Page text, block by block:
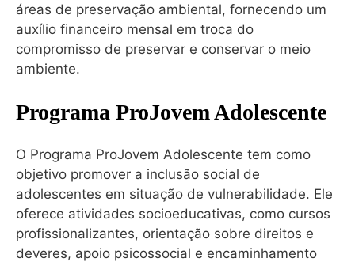
áreas de preservação ambiental, fornecendo um
auxílio financeiro mensal em troca do
compromisso de preservar e conservar o meio
ambiente.
Programa ProJovem Adolescente
O Programa ProJovem Adolescente tem como
objetivo promover a inclusão social de
adolescentes em situação de vulnerabilidade. Ele
oferece atividades socioeducativas, como cursos
profissionalizantes, orientação sobre direitos e
deveres, apoio psicossocial e encaminhamento